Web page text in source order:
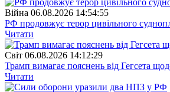
Війна 06.08.2026 14:54:55
РФ продовжує терор цивільного
Читати
Свiт 06.08.2026 14:12:29
Трамп вимагає пояснень від Гегсета
Читати